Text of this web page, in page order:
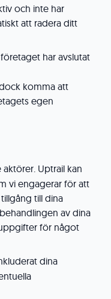
och inte har
att radera ditt
har avslutat
komma att
egen
Uptrail kan
vi engagerar för att
till dina
av dina
för något
dina